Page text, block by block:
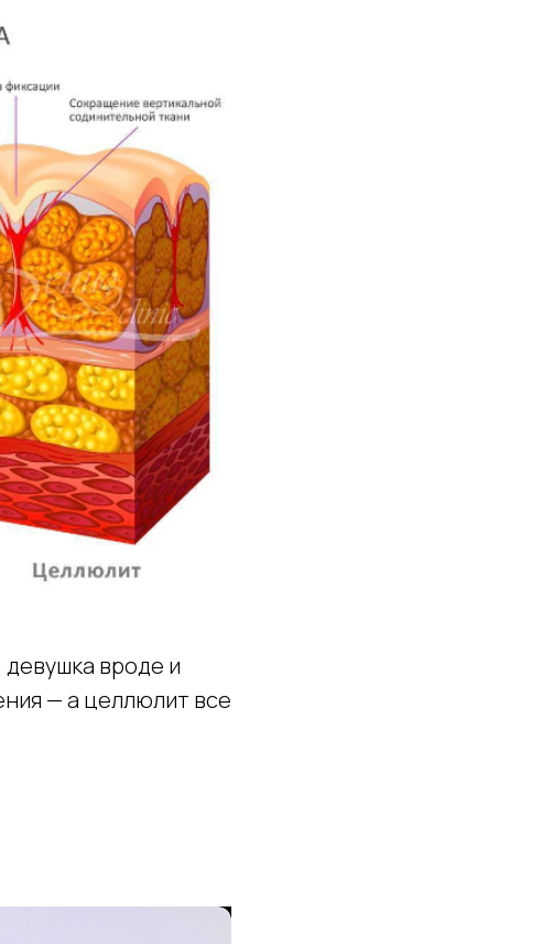
вроде и
— а целлюлит все